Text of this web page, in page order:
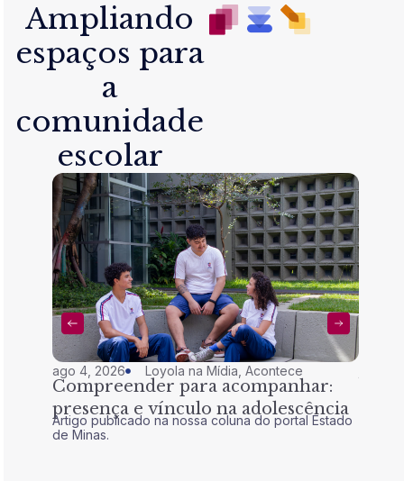
Ampliando
espaços para
a
comunidade
escolar
ago 4, 2026 Loyola na Mídia ,Acontece
Compreender para acompanhar:
presença e vínculo na adolescência
Artigo publicado na nossa coluna do portal Estado
de Minas.